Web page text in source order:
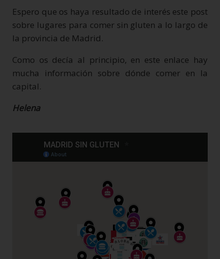
Espero que os haya resultado de interés este post
sobre lugares para comer sin gluten a lo largo de
la provincia de Madrid.
Como os decía al principio, en este enlace hay
mucha información sobre dónde comer en la
capital.
Helena